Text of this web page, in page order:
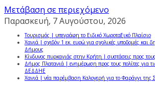
Μετάβαση σε περιεχόμενο
Παρασκευή, 7 Αυγούστου, 2026
Τουρισμός | υπεγράφη το Ειδικό Χωροταξικό Πλαίσιο
Χανιά | σχεδόν 1 εκ. ευρώ για σχολικές υποδομές και
Δήμους
Κίνδυνος πυρκαγιάς στην Κρήτη | συστάσεις προς τους
Δήμος Πλατανιά | ενημέρωση προς τους πολίτες για
ΔΕΔΔΗΕ
Χανιά | νέα παρέμβαση Καλογερή για το Φαράγγι της